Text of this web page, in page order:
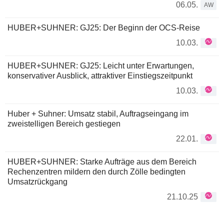
06.05.
AW
HUBER+SUHNER: GJ25: Der Beginn der OCS-Reise
10.03.
HUBER+SUHNER: GJ25: Leicht unter Erwartungen,
konservativer Ausblick, attraktiver Einstiegszeitpunkt
10.03.
Huber + Suhner: Umsatz stabil, Auftragseingang im
zweistelligen Bereich gestiegen
22.01.
HUBER+SUHNER: Starke Aufträge aus dem Bereich
Rechenzentren mildern den durch Zölle bedingten
Umsatzrückgang
21.10.25